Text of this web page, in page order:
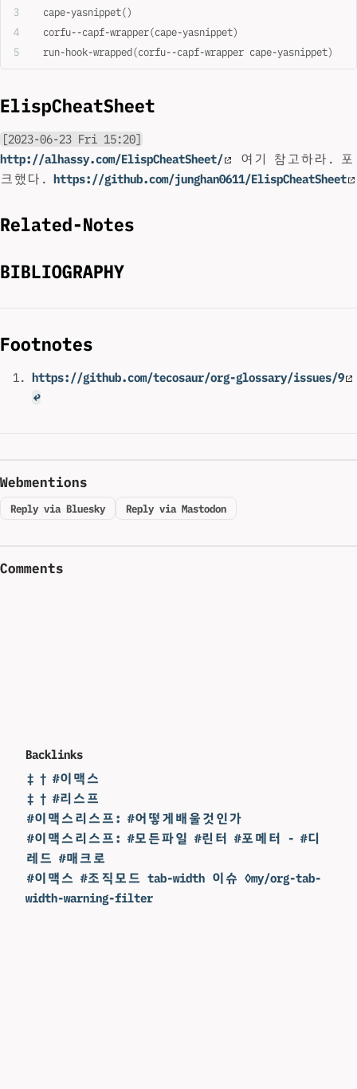
  cape-yasnippet()
  corfu--capf-wrapper(cape-yasnippet)
  run-hook-wrapped(corfu--capf-wrapper cape-yasnippet)
ElispCheatSheet
[2023-06-23 Fri 15:20]
http://alhassy.com/ElispCheatSheet/
여기 참고하라. 포
크했다. https://github.com/junghan0611/ElispCheatSheet
Related-Notes
BIBLIOGRAPHY
Footnotes
https://github.com/tecosaur/org-glossary/issues/9
↩
Webmentions
Reply via Bluesky Reply via Mastodon
Comments
Backlinks
‡ † #이맥스
‡ † #리스프
#이맥스리스프: #어떻게배울것인가
#이맥스리스프: #모든파일 #린터 #포메터 - #디
레드 #매크로
#이맥스 #조직모드 tab-width 이슈 ◊my/org-tab-
width-warning-filter